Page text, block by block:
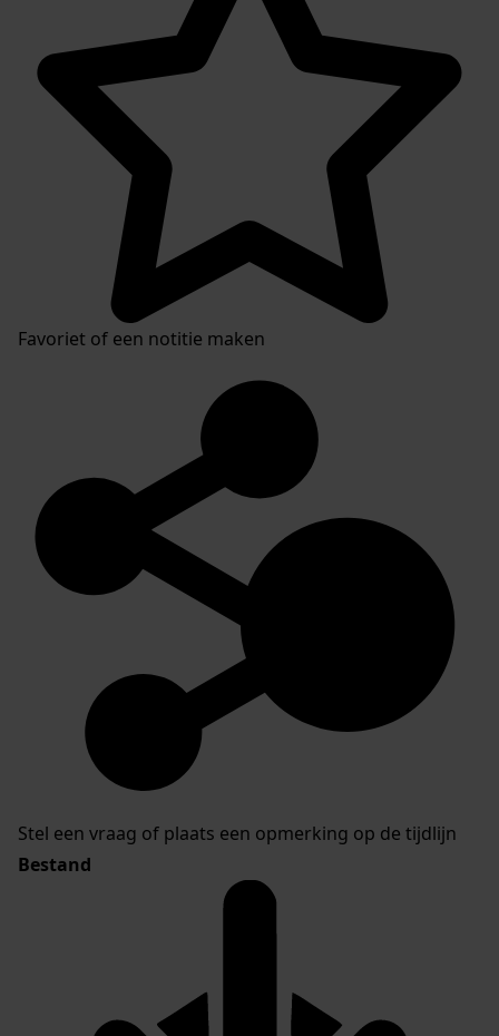
Favoriet of een notitie maken
Stel een vraag of plaats een opmerking op de tijdlijn
Bestand